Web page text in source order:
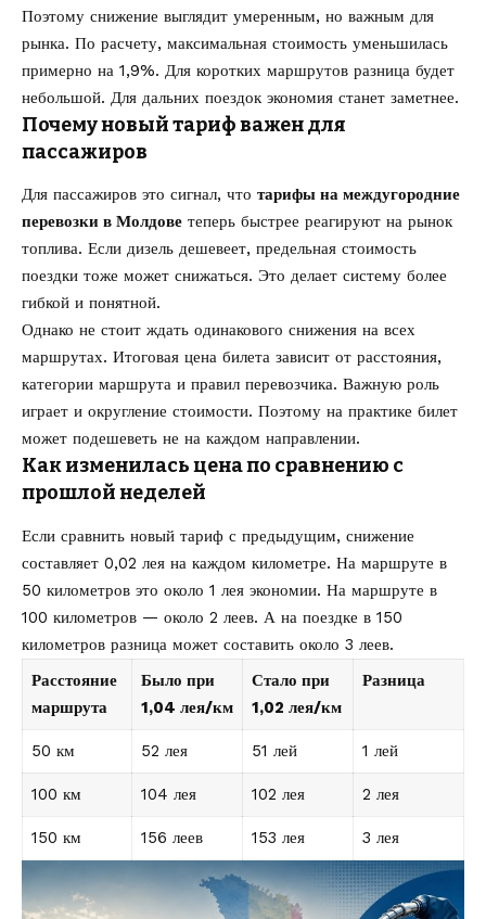
Поэтому снижение выглядит умеренным, но важным для
рынка. По расчету, максимальная стоимость уменьшилась
примерно на 1,9%. Для коротких маршрутов разница будет
небольшой. Для дальних поездок экономия станет заметнее.
Почему новый тариф важен для
пассажиров
Для пассажиров это сигнал, что тарифы на междугородние
перевозки в Молдове теперь быстрее реагируют на рынок
топлива. Если дизель дешевеет, предельная стоимость
поездки тоже может снижаться. Это делает систему более
гибкой и понятной.
Однако не стоит ждать одинакового снижения на всех
маршрутах. Итоговая цена билета зависит от расстояния,
категории маршрута и правил перевозчика. Важную роль
играет и округление стоимости. Поэтому на практике билет
может подешеветь не на каждом направлении.
Как изменилась цена по сравнению с
прошлой неделей
Если сравнить новый тариф с предыдущим, снижение
составляет 0,02 лея на каждом километре. На маршруте в
50 километров это около 1 лея экономии. На маршруте в
100 километров — около 2 леев. А на поездке в 150
километров разница может составить около 3 леев.
Расстояние
маршрута
Было при
1,04 лея/км
Стало при
1,02 лея/км
Разница
50 км 52 лея 51 лей 1 лей
100 км 104 лея 102 лея 2 лея
150 км 156 леев 153 лея 3 лея